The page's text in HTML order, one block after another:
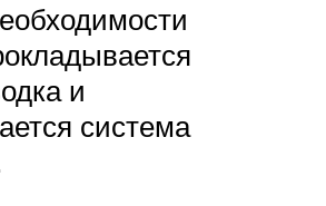
и
система